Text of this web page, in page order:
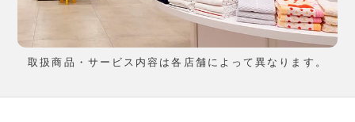
取扱商品・サービス内容は各店舗によって異なります。